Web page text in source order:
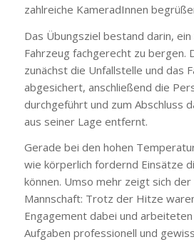
zahlreiche KameradInnen
Das Übungsziel bestand darin,
Fahrzeug fachgerecht zu bergen.
zunächst die Unfallstelle und das
abgesichert, anschließend die
durchgeführt und zum Abschluss
aus seiner Lage entfernt.
Gerade bei den hohen
wie körperlich fordernd Einsätze
können. Umso mehr zeigt sich
Mannschaft: Trotz der Hitze
Engagement dabei und
Aufgaben professionell und